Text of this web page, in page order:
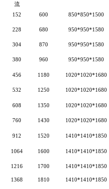
流
152 600 850*850*1500
228 680 950*950*1580
304 870 950*950*1580
380 960 950*950*1580
456 1180 1020*1020*1680
532 1250 1020*1020*1680
608 1350 1020*1020*1680
760 1430 1020*1020*1680
912 1520 1410*1410*1850
1064 1600 1410*1410*1850
1216 1700 1410*1410*1850
1368 1810 1410*1410*1850